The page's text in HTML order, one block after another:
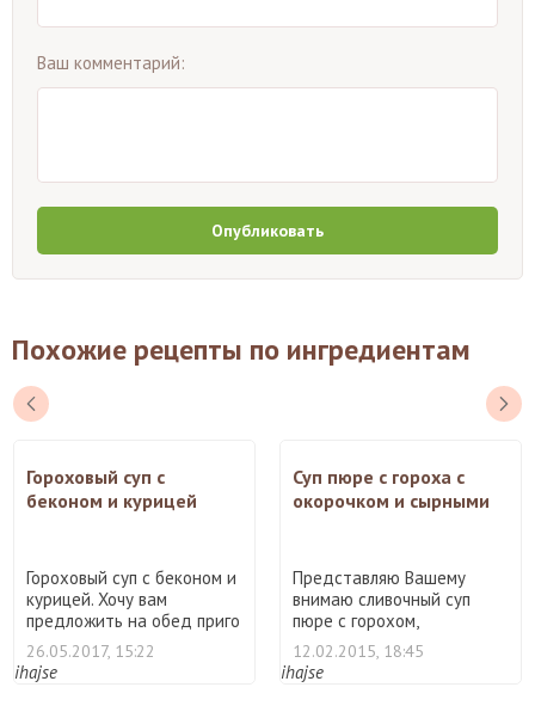
Ваш комментарий:
Опубликовать
Похожие рецепты по ингредиентам
Гороховый суп с
беконом и курицей
Гороховый суп с беконом и
курицей. Хочу вам
предложить на обед приго
...
26.05.2017, 15:22
ihajse
Суп пюре с гороха с
окорочком и сырными
Представляю Вашему
внимаю сливочный суп
пюре с горохом,
прекрасное с ...
12.02.2015, 18:45
ihajse